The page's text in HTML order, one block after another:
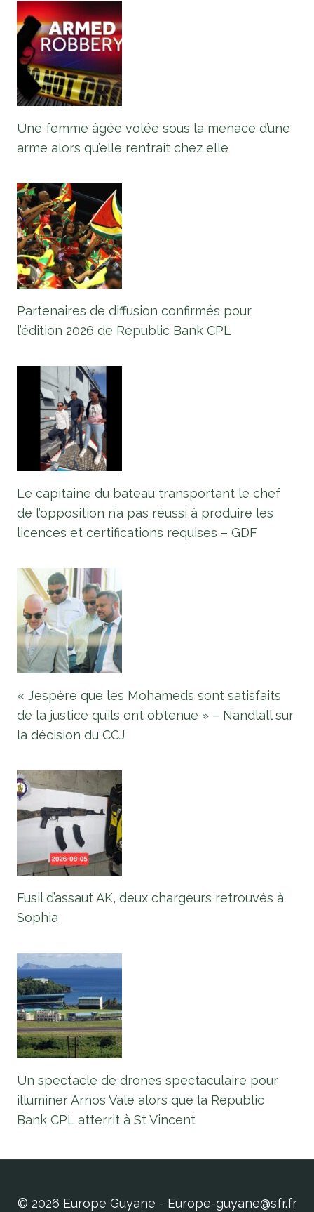
Une femme âgée volée sous la menace d’une
arme alors qu’elle rentrait chez elle
Partenaires de diffusion confirmés pour
l’édition 2026 de Republic Bank CPL
Le capitaine du bateau transportant le chef
de l’opposition n’a pas réussi à produire les
licences et certifications requises – GDF
« J’espère que les Mohameds sont satisfaits
de la justice qu’ils ont obtenue » – Nandlall sur
la décision du CCJ
Fusil d’assaut AK, deux chargeurs retrouvés à
Sophia
Un spectacle de drones spectaculaire pour
illuminer Arnos Vale alors que la Republic
Bank CPL atterrit à St Vincent
© 2026 Europe Guyane - Europe-guyane@sfr.fr